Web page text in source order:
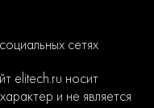
сетях
elitech.ru носит
и не является